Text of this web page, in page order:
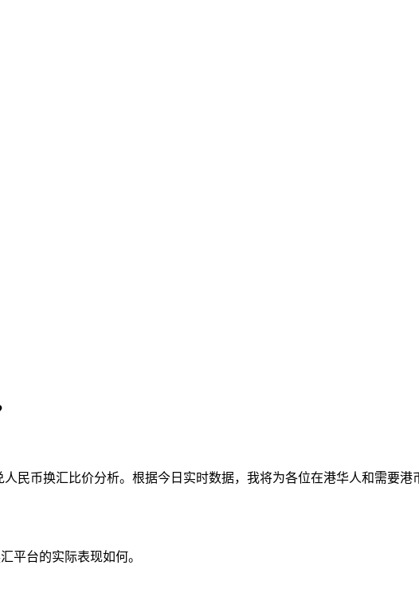
人民币换汇比价分析。根据今日实时数据，我将为各位在港华人和需要
平台的实际表现如何。